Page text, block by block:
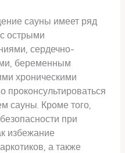
сауны имеет ряд
острыми
сердечно-
беременным
хроническими
проконсультироваться
сауны. Кроме того,
при
избежание
а также